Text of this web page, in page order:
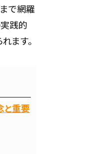
で網羅
践的
ます。
と重要